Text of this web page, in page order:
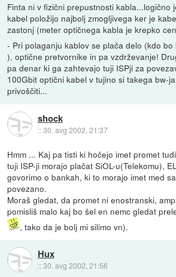
Finta ni v fizični prepustnosti kabla...logično
kabel položijo najbolj zmogljivega ker je
zastonj (meter optičnega kabla je krepko
- Pri polaganju kablov se plača delo (kdo
), optične pretvornike in pa vzdrževanje!
pa denar ki ga zahtevajo tuji ISPji za
100Gbit optični kabel v tujino si takega bw-
privoščiti...
shock
::30. avg 2002, 21:37
Hmm ... Kaj pa tisti ki hočejo imet promet
tuji ISP-ji morajo plačat SiOL-u(Telekomu),
govorimo o bankah, ki to morajo imet med
povezano.
Moraš gledat, da promet ni enostranski,
pomisliš malo kaj bo šel en nemc gledat
, tako da je bolj mi silimo vn).
Hux
::30. avg 2002, 21:56